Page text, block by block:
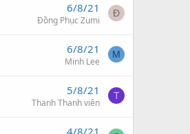
6/8/21
Đồng Phục Zumi
Đ
6/8/21
Minh Lee
M
5/8/21
Thanh Thanh viên
T
4/8/21